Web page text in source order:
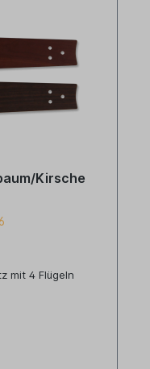
Kirsche
mit 4 Flügeln